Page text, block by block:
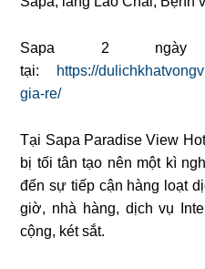
Sapa 2
tại:
https://
gia-re/
Tại Sapa Paradise View
bị tối tân tạo nên một kì
đến sự tiếp cận hàng loạt
giờ, nhà hàng, dịch vụ
cộng, két sắt.